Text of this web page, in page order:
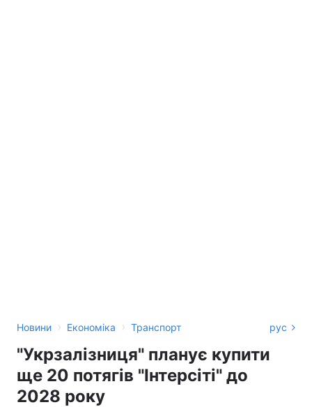
Новини › Економіка › Транспорт рус
"Укрзалізниця" планує купити
ще 20 потягів "Інтерсіті" до
2028 року